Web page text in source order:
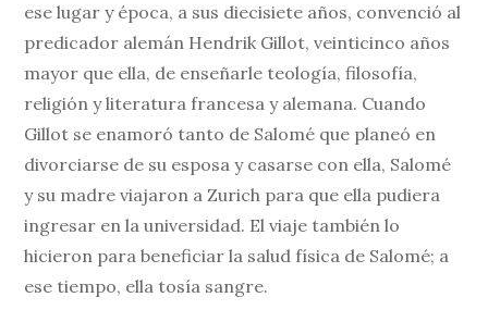
ese lugar y época, a sus diecisiete años, convenció al
predicador alemán Hendrik Gillot, veinticinco años
mayor que ella, de enseñarle teología, filosofía,
religión y literatura francesa y alemana. Cuando
Gillot se enamoró tanto de Salomé que planeó en
divorciarse de su esposa y casarse con ella, Salomé
y su madre viajaron a Zurich para que ella pudiera
ingresar en la universidad. El viaje también lo
hicieron para beneficiar la salud física de Salomé; a
ese tiempo, ella tosía sangre.